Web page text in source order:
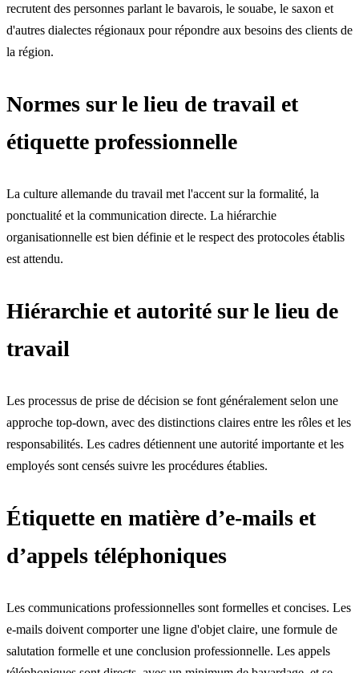
recrutent des personnes parlant le bavarois, le souabe, le saxon et
d'autres dialectes régionaux pour répondre aux besoins des clients de
la région.
Normes sur le lieu de travail et
étiquette professionnelle
La culture allemande du travail met l'accent sur la formalité, la
ponctualité et la communication directe. La hiérarchie
organisationnelle est bien définie et le respect des protocoles établis
est attendu.
Hiérarchie et autorité sur le lieu de
travail
Les processus de prise de décision se font généralement selon une
approche top-down, avec des distinctions claires entre les rôles et les
responsabilités. Les cadres détiennent une autorité importante et les
employés sont censés suivre les procédures établies.
Étiquette en matière d’e-mails et
d’appels téléphoniques
Les communications professionnelles sont formelles et concises. Les
e-mails doivent comporter une ligne d'objet claire, une formule de
salutation formelle et une conclusion professionnelle. Les appels